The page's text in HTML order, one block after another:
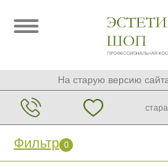
На старую версию
Фильтр 0
Фильтр 0